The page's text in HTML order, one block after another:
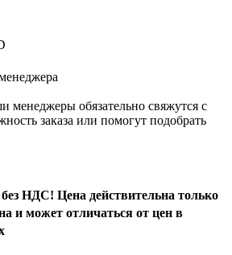
менеджеры обязательно свяжутся с
заказа или помогут подобрать
НДС! Цена действительна только
и может отличаться от цен в